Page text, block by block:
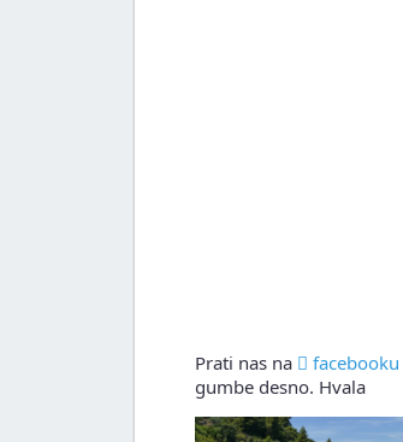
Prati nas na facebooku
gumbe desno. Hvala